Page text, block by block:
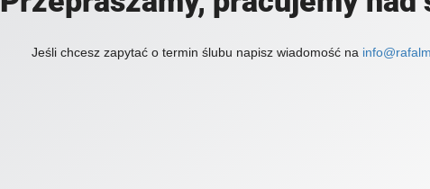
Jeśli chcesz zapytać o termin ślubu napisz wiadomość na